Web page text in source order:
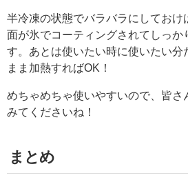
半冷凍の状態でバラバラにしておけ
面が氷でコーティングされてしっか
す。あとは使いたい時に使いたい分
まま加熱すればOK！
めちゃめちゃ使いやすいので、皆さ
みてくださいね！
まとめ